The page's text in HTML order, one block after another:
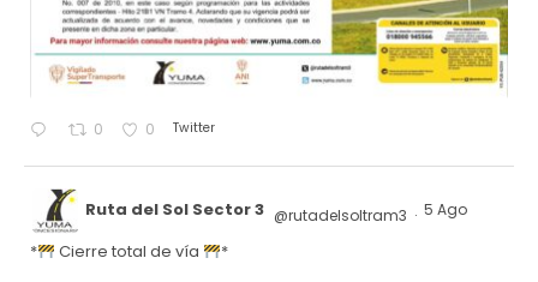
0 0 Twitter
Ruta del Sol Sector 3 @rutadelsoltram3 · 5 Ago
* Cierre total de vía
*